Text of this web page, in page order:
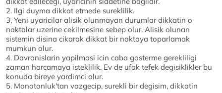
2. Ilgi duyma dikkat etmede sureklilik.
3. Yeni uyaricilar alisik olunmayan durumlar dikkatin o
noktalar uzerine cekilmesine sebep olur. Alisik olunan
sistemin disina cikarak dikkat bir noktaya toparlamak
mumkun olur.
4. Davranislarin yapilmasi icin caba gosterme gerekliligi
zaman harcamaya isteklilik. Ev de ufak tefek degisiklikler bu
konuda bireye yardimci olur.
5. Monotonluk'tan vazgecip, surekli bir degisim, dikkatin